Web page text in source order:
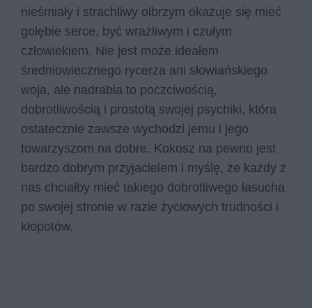
nieśmiały i strachliwy olbrzym okazuje się mieć
gołębie serce, być wrażliwym i czułym
człowiekiem. Nie jest może ideałem
średniowiecznego rycerza ani słowiańskiego
woja, ale nadrabia to poczciwością,
dobrotliwością i prostotą swojej psychiki, która
ostatecznie zawsze wychodzi jemu i jego
towarzyszom na dobre. Kokosz na pewno jest
bardzo dobrym przyjacielem i myślę, że każdy z
nas chciałby mieć takiego dobrotliwego łasucha
po swojej stronie w razie życiowych trudności i
kłopotów.